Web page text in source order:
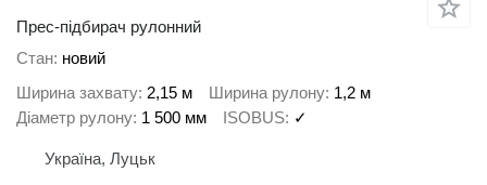
Прес-підбирач рулонний
Стан новий
Ширина захвату 2,15 м Ширина рулону 1,2 м
Діаметр рулону 1 500 мм ISOBUS ✓
Україна, Луцьк